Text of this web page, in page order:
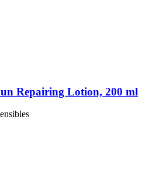
Repairing Lotion, 200 ml